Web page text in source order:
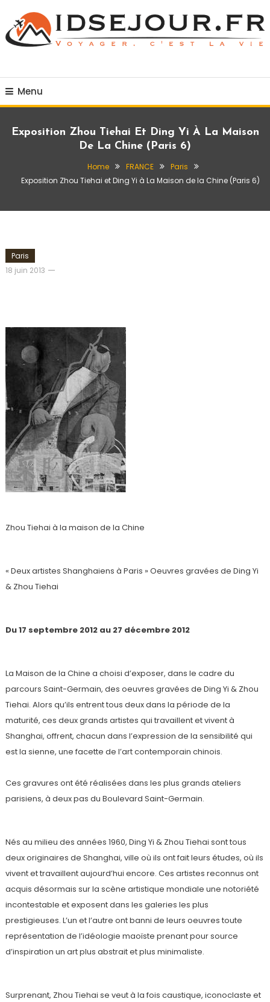
Content
Menu
Exposition Zhou Tiehai Et Ding Yi À La Maison
De La Chine (Paris 6)
Home FRANCE
Paris
Exposition Zhou Tiehai et Ding Yi à La Maison de la Chine (Paris 6)
Paris
18 juin 2013
admin
Zhou Tiehai à la maison de la Chine
« Deux artistes Shanghaiens à Paris » Oeuvres gravées de Ding Yi
& Zhou Tiehai
Du 17 septembre 2012 au 27 décembre 2012
La Maison de la Chine a choisi d’exposer, dans le cadre du
parcours Saint-Germain, des oeuvres gravées de Ding Yi & Zhou
Tiehai. Alors qu’ils entrent tous deux dans la période de la
maturité, ces deux grands artistes qui travaillent et vivent à
Shanghai, offrent, chacun dans l’expression de la sensibilité qui
est la sienne, une facette de l’art contemporain chinois.
Ces gravures ont été réalisées dans les plus grands ateliers
parisiens, à deux pas du Boulevard Saint-Germain.
Nés au milieu des années 1960, Ding Yi & Zhou Tiehai sont tous
deux originaires de Shanghai, ville où ils ont fait leurs études, où ils
vivent et travaillent aujourd’hui encore. Ces artistes reconnus ont
acquis désormais sur la scène artistique mondiale une notoriété
incontestable et exposent dans les galeries les plus
prestigieuses. L’un et l’autre ont banni de leurs oeuvres toute
représentation de l’idéologie maoïste prenant pour source
d’inspiration un art plus abstrait et plus minimaliste.
Surprenant, Zhou Tiehai se veut à la fois caustique, iconoclaste et